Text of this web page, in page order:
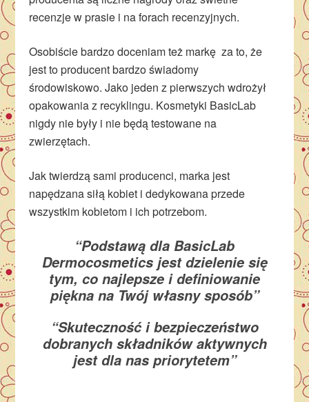
recenzje w prasie i na forach recenzyjnych.
Osobiście bardzo doceniam też markę za to, że
jest to producent bardzo świadomy
środowiskowo. Jako jeden z pierwszych wdrożył
opakowania z recyklingu. Kosmetyki BasicLab
nigdy nie były i nie będą testowane na
zwierzętach.
Jak twierdzą sami producenci, marka jest
napędzana siłą kobiet i dedykowana przede
wszystkim kobietom i ich potrzebom.
“Podstawą dla BasicLab
Dermocosmetics jest dzielenie się
tym, co najlepsze i definiowanie
piękna na Twój własny sposób”
“Skuteczność i bezpieczeństwo
dobranych składników aktywnych
jest dla nas priorytetem”